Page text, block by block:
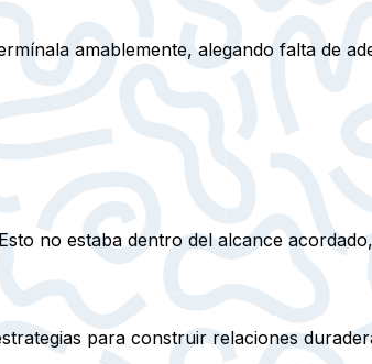
amablemente, alegando falta de
no estaba dentro del alcance
para construir relaciones